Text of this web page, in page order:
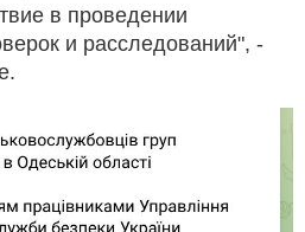
в проведении
и расследований", -